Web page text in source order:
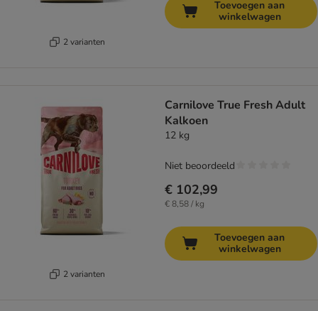
2 varianten
Toevoegen aan
winkelwagen
2 varianten
Carnilove True Fresh Adult
Kalkoen
12 kg
€ 102,99
€ 8,58 / kg
Niet beoordeeld
Toevoegen aan
winkelwagen